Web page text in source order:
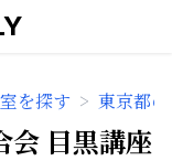
を探す > 東京都
会 目黒講座